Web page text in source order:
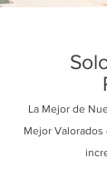
La Mejor de
Mejor